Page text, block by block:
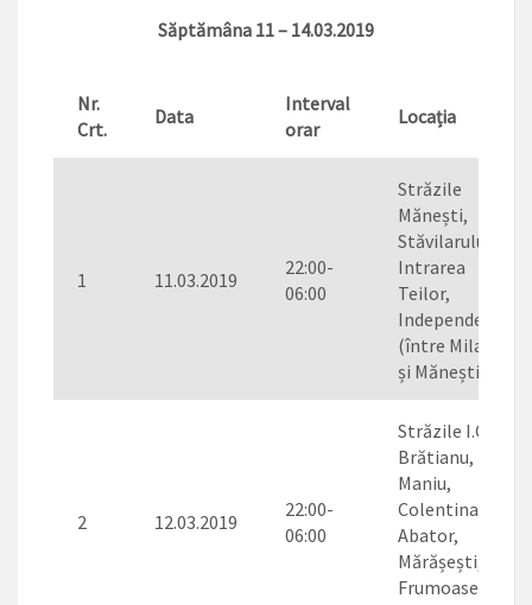
Săptămâna 11 – 14.03.2019
Nr.
Crt.
Data
Interval
orar
Locația
1 11.03.2019
22:00-
06:00
Străzile
Mănești,
Stăvilarului,
Intrarea
Teilor,
Independenței
(între Milano
și Mănești)
2 12.03.2019
22:00-
06:00
Străzile I.C.
Brătianu, Iuliu
Maniu,
Colentina,
Abator,
Mărășești,
Frumoasei,